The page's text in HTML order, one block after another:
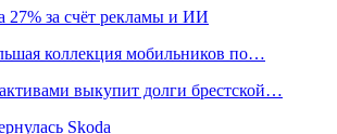
27% за счёт рекламы и ИИ
коллекция мобильников по…
выкупит долги брестской…
Skoda